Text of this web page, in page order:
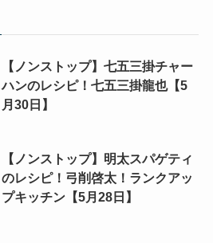
【ノンストップ】七五三掛チャー
ハンのレシピ！七五三掛龍也【5
月30日】
【ノンストップ】明太スパゲティ
のレシピ！弓削啓太！ランクアッ
プキッチン【5月28日】